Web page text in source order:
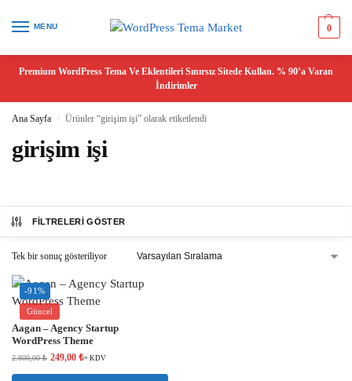
MENU 0
Premium WordPress Tema Ve Eklentileri Sınırsız Sitede Kullan. % 90’a Varan
İndirimler
Ana Sayfa / Ürünler “girişim işi” olarak etiketlendi
girişim işi
FILTRELERI GÖSTER
Tek bir sonuç gösteriliyor
-91%
Güncel
Aagan – Agency Startup
WordPress Theme
2.800,00₺ 249,00 ₺+ KDV